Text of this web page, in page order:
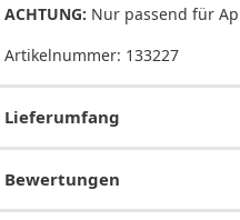
ACHTUNG: Nur passend für
Artikelnummer: 133227
Lieferumfang
Bewertungen